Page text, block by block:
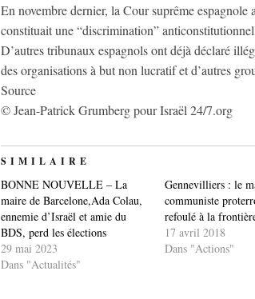
En novembre dernier, la Cour suprême
constituait une “discrimination”
D’autres tribunaux espagnols ont déjà déclaré
des organisations à but non lucratif et d’autres
Source
© Jean-Patrick Grumberg pour Israël 24/7.org
SIMILAIRE
BONNE NOUVELLE – La
maire de Barcelone,Ada Colau,
ennemie d’Israël et amie du
BDS, perd les élections
29 mai 2023
Dans "Actualités"
Gennevilliers : le
communiste
refoulé à la
17 avril 2018
Dans "Actions"